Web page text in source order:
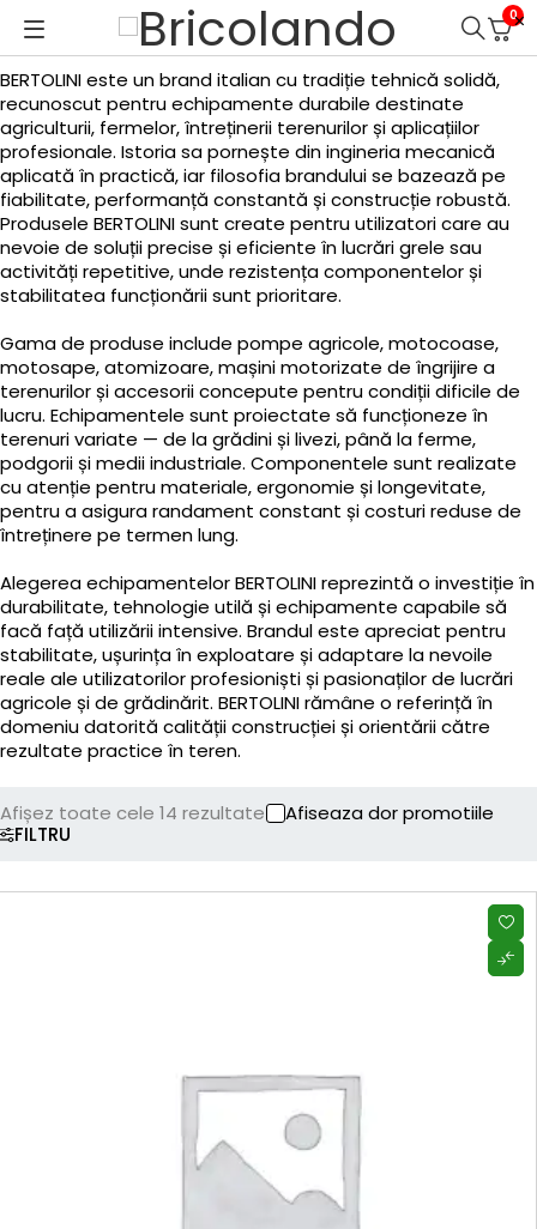
0
BERTOLINI este un brand italian cu tradiție tehnică solidă,
recunoscut pentru echipamente durabile destinate
agriculturii, fermelor, întreținerii terenurilor și aplicațiilor
profesionale. Istoria sa pornește din ingineria mecanică
aplicată în practică, iar filosofia brandului se bazează pe
fiabilitate, performanță constantă și construcție robustă.
Produsele BERTOLINI sunt create pentru utilizatori care au
nevoie de soluții precise și eficiente în lucrări grele sau
activități repetitive, unde rezistența componentelor și
stabilitatea funcționării sunt prioritare.
Gama de produse include pompe agricole, motocoase,
motosape, atomizoare, mașini motorizate de îngrijire a
terenurilor și accesorii concepute pentru condiții dificile de
lucru. Echipamentele sunt proiectate să funcționeze în
terenuri variate — de la grădini și livezi, până la ferme,
podgorii și medii industriale. Componentele sunt realizate
cu atenție pentru materiale, ergonomie și longevitate,
pentru a asigura randament constant și costuri reduse de
întreținere pe termen lung.
Alegerea echipamentelor BERTOLINI reprezintă o investiție în
durabilitate, tehnologie utilă și echipamente capabile să
facă față utilizării intensive. Brandul este apreciat pentru
stabilitate, ușurința în exploatare și adaptare la nevoile
reale ale utilizatorilor profesioniști și pasionaților de lucrări
agricole și de grădinărit. BERTOLINI rămâne o referință în
domeniu datorită calității construcției și orientării către
rezultate practice în teren.
FILTRU
Afișez toate cele 14 rezultate Afiseaza dor promotiile